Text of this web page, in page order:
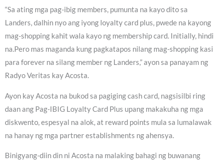
“Sa ating mga pag-ibig members, pumunta na kayo dito sa
Landers, dalhin nyo ang iyong loyalty card plus, pwede na kayong
mag-shopping kahit wala kayo ng membership card. Initially, hindi
na.Pero mas maganda kung pagkatapos nilang mag-shopping kasi
para forever na silang member ng Landers,” ayon sa panayam ng
Radyo Veritas kay Acosta.
Ayon kay Acosta na bukod sa pagiging cash card, nagsisilbi ring
daan ang Pag-IBIG Loyalty Card Plus upang makakuha ng mga
diskwento, espesyal na alok, at reward points mula sa lumalawak
na hanay ng mga partner establishments ng ahensya.
Binigyang-diin din ni Acosta na malaking bahagi ng buwanang